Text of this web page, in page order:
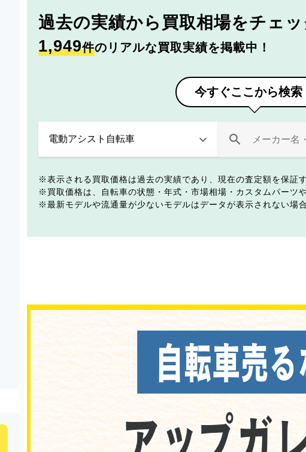
過去の実績から 買取相場をチェ
1,949件のリアルな買取実績を掲載中！
今すぐここから検索
表示される買取価格は過去の実績であり、現在の査定額を保証
買取価格は、自転車の状態・年式・市場相場・カスタムパーツ
最新モデルや流通量が少ないモデルはデータが表示されない場